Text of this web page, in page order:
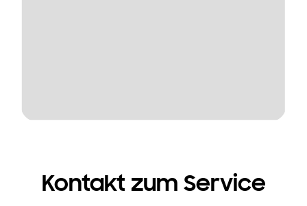
Kontakt zum Service